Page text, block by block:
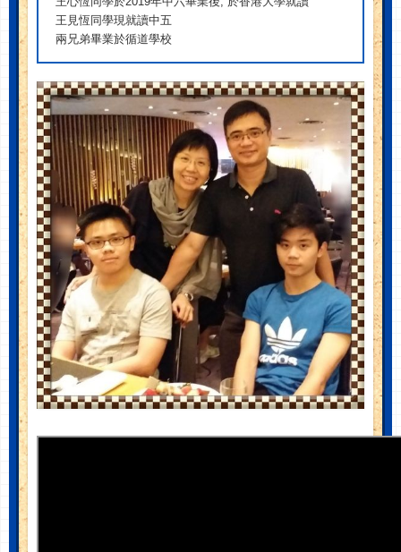
王見恆同學現就讀中五
兩兄弟畢業於循道學校